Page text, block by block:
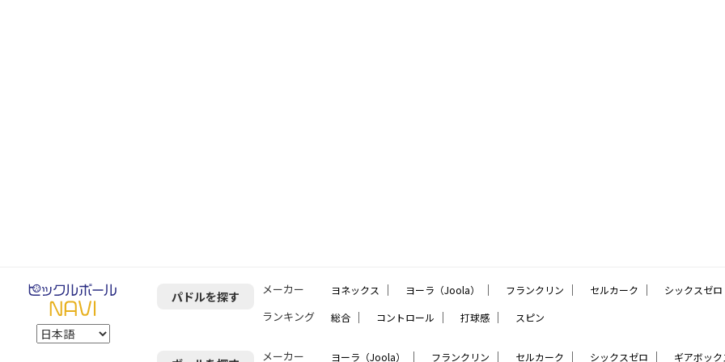
パドルを探す メーカー ヨネックス ｜ ヨーラ（Joola） ｜ フランクリン ｜ セルカーク ｜ シックスゼロ
ランキング 総合 ｜ コントロール ｜ 打球感 ｜ スピン
メーカー ヨーラ（Joola） ｜ フランクリン ｜ セルカーク ｜ シックスゼロ ｜ ギアボック